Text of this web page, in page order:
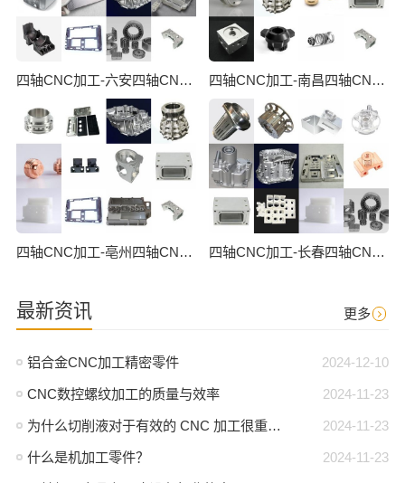
四轴CNC加工-六安四轴CNC数控加工 四轴CNC加工-南昌四轴CNC数控加工
四轴CNC加工-亳州四轴CNC数控加工 四轴CNC加工-长春四轴CNC数控加工
最新资讯 更多
2024-12-10
铝合金CNC加工精密零件
2024-11-23
CNC数控螺纹加工的质量与效率
2024-11-23
为什么切削液对于有效的 CNC 加工很重要？
2024-11-23
什么是机加工零件？